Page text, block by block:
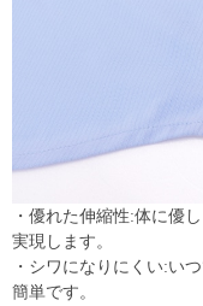
・優れた伸縮性:体に優
実現します。
・シワになりにくい:い
簡単です。